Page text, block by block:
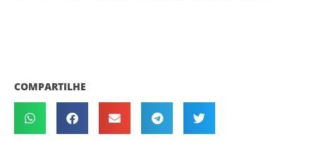
COMPARTILHE